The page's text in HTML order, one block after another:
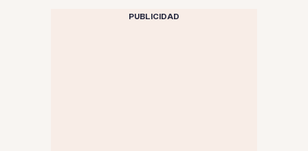
PUBLICIDAD